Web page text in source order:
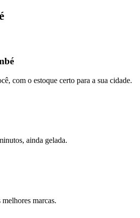
com o estoque certo para a sua cidade.
ainda gelada.
marcas.